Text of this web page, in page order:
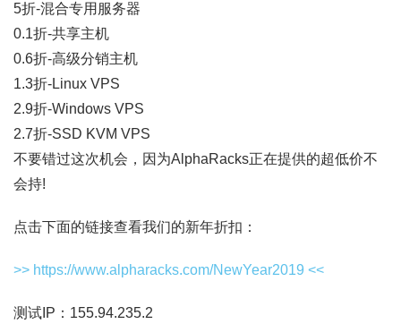
5折-混合专用服务器
0.1折-共享主机
0.6折-高级分销主机
1.3折-Linux VPS
2.9折-Windows VPS
2.7折-SSD KVM VPS
不要错过这次机会，因为AlphaRacks正在提供的超低价不
会持!
点击下面的链接查看我们的新年折扣：
>> https://www.alpharacks.com/NewYear2019 <<
测试IP：155.94.235.2